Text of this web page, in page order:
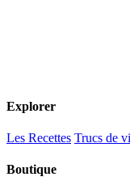
Explorer
Les Recettes Trucs de
Boutique